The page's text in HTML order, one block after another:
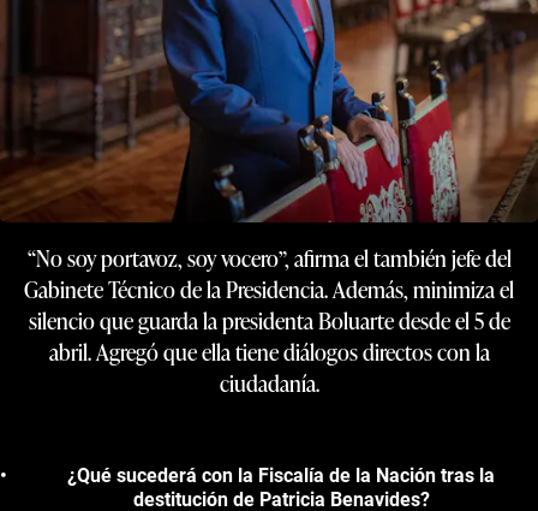
“No soy portavoz, soy vocero”, afirma el también jefe del
Gabinete Técnico de la Presidencia. Además, minimiza el
silencio que guarda la presidenta Boluarte desde el 5 de
abril. Agregó que ella tiene diálogos directos con la
ciudadanía.
¿Qué sucederá con la Fiscalía de la Nación tras la
destitución de Patricia Benavides?